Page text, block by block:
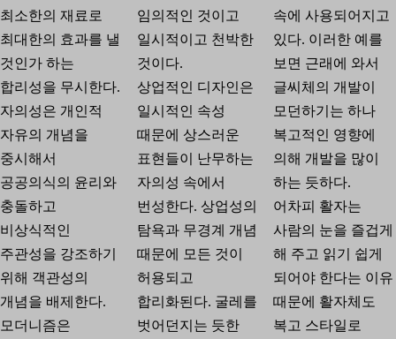
최소한의 재료로
최대한의 효과를 낼
것인가 하는
합리성을 무시한다.
자의성은 개인적
자유의 개념을
중시해서
공공의식의 윤리와
충돌하고
비상식적인
주관성을 강조하기
위해 객관성의
개념을 배제한다.
모더니즘은
임의적인 것이고
일시적이고 천박한
것이다.
상업적인 디자인은
일시적인 속성
때문에 상스러운
표현들이 난무하는
자의성 속에서
번성한다. 상업성의
탐욕과 무경계 개념
때문에 모든 것이
허용되고
합리화된다. 굴레를
벗어던지는 듯한
속에 사용되어지고
있다. 이러한 예를
보면 근래에 와서
글씨체의 개발이
모던하기는 하나
복고적인 영향에
의해 개발을 많이
하는 듯하다.
어차피 활자는
사람의 눈을 즐겁게
해 주고 읽기 쉽게
되어야 한다는 이유
때문에 활자체도
복고 스타일로